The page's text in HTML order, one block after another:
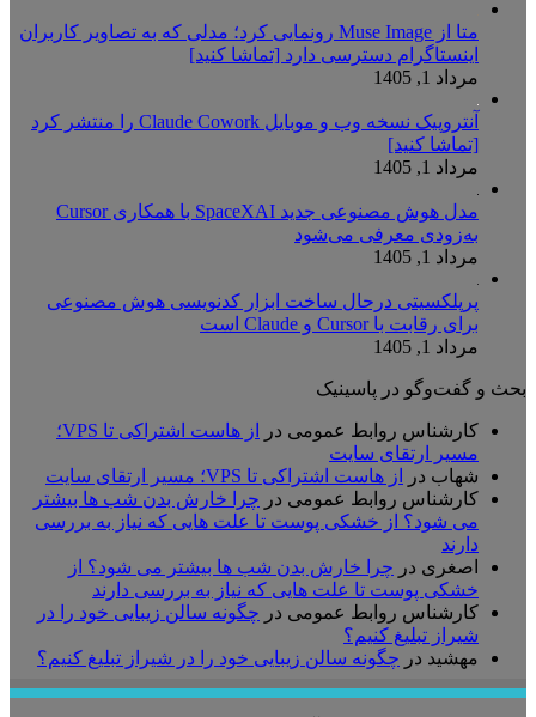
متا از Muse Image رونمایی کرد؛ مدلی که به تصاویر کاربران
اینستاگرام دسترسی دارد [تماشا کنید]
مرداد 1, 1405
آنتروپیک نسخه وب و موبایل Claude Cowork را منتشر کرد
[تماشا کنید]
مرداد 1, 1405
مدل هوش مصنوعی جدید SpaceXAI با همکاری Cursor
به‌زودی معرفی می‌شود
مرداد 1, 1405
پرپلکسیتی درحال ساخت ابزار کدنویسی هوش مصنوعی
برای رقابت با Cursor و Claude است
مرداد 1, 1405
بحث و گفت‌وگو در پاسینیک
کارشناس روابط عمومی در
از هاست اشتراکی تا VPS؛
مسیر ارتقای سایت
شهاب در
از هاست اشتراکی تا VPS؛ مسیر ارتقای سایت
کارشناس روابط عمومی در چرا خارش بدن شب ها بیشتر
می شود؟ از خشکی پوست تا علت هایی که نیاز به بررسی
دارند
اصغری در چرا خارش بدن شب ها بیشتر می شود؟ از
خشکی پوست تا علت هایی که نیاز به بررسی دارند
کارشناس روابط عمومی در چگونه سالن زیبایی خود را در
شیراز تبلیغ کنیم؟
مهشید در چگونه سالن زیبایی خود را در شیراز تبلیغ کنیم؟